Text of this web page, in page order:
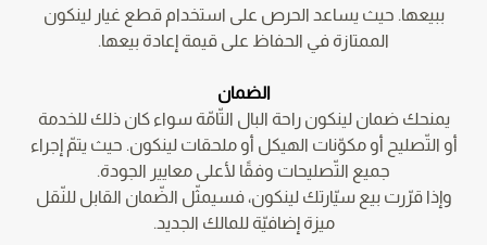
ببيعها. حيث يساعد الحرص على استخدام قطع غيار لينكون
الممتازة في الحفاظ على قيمة إعادة بيعها.
الضمان
يمنحك ضمان لينكون راحة البال التّامّة سواء كان ذلك للخدمة
أو التّصليح أو مكوّنات الهيكل أو ملحقات لينكون. حيث يتمّ إجراء
جميع التّصليحات وفقًا لأعلى معايير الجودة.
وإذا قرّرت بيع سيّارتك لينكون، فسيمثّل الضّمان القابل للنّقل
ميزة إضافيّة للمالك الجديد.